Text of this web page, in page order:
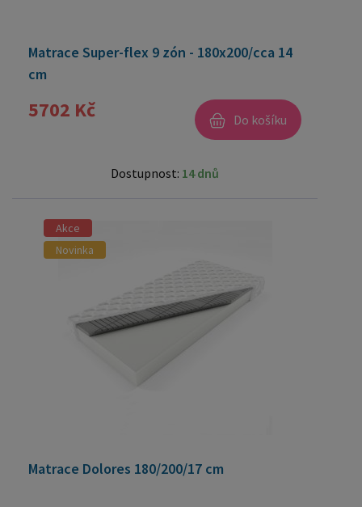
Matrace Super-flex 9 zón - 180x200/cca 14
cm
5702 Kč Do košíku
Dostupnost: 14 dnů
Akce
Novinka
Matrace Dolores 180/200/17 cm